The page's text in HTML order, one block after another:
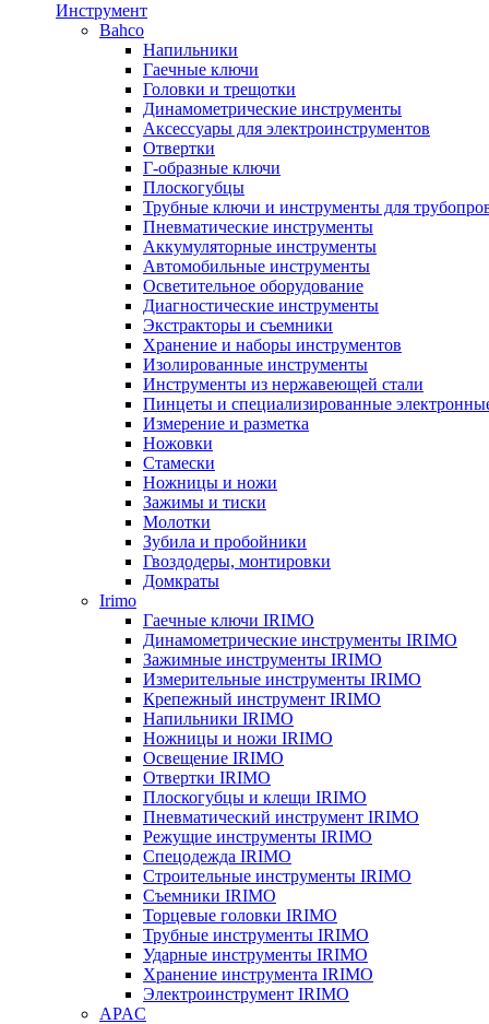
Инструмент
Bahco
Напильники
Гаечные ключи
Головки и трещотки
Динамометрические инструменты
Аксессуары для электроинструментов
Отвертки
Г-образные ключи
Плоскогубцы
Трубные ключи и инструменты для
Пневматические инструменты
Аккумуляторные инструменты
Автомобильные инструменты
Осветительное оборудование
Диагностические инструменты
Экстракторы и съемники
Хранение и наборы инструментов
Изолированные инструменты
Инструменты из нержавеющей стали
Пинцеты и специализированные
Измерение и разметка
Ножовки
Стамески
Ножницы и ножи
Зажимы и тиски
Молотки
Зубила и пробойники
Гвоздодеры, монтировки
Домкраты
Irimo
Гаечные ключи IRIMO
Динамометрические инструменты IRIMO
Зажимные инструменты IRIMO
Измерительные инструменты IRIMO
Крепежный инструмент IRIMO
Напильники IRIMO
Ножницы и ножи IRIMO
Освещение IRIMO
Отвертки IRIMO
Плоскогубцы и клещи IRIMO
Пневматический инструмент IRIMO
Режущие инструменты IRIMO
Спецодежда IRIMO
Строительные инструменты IRIMO
Съемники IRIMO
Торцевые головки IRIMO
Трубные инструменты IRIMO
Ударные инструменты IRIMO
Хранение инструмента IRIMO
Электроинструмент IRIMO
APAC